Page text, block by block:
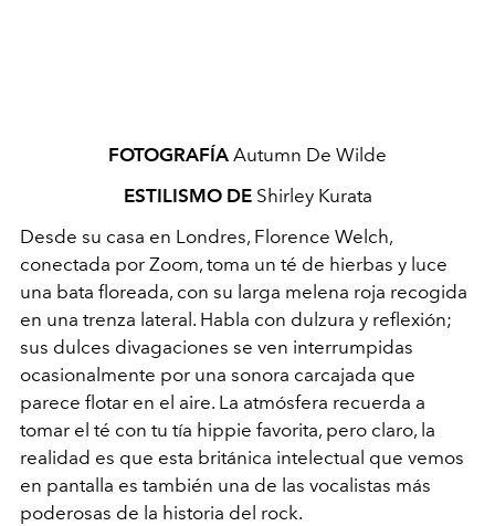
FOTOGRAFÍA Autumn De Wilde
ESTILISMO DEShirley Kurata
Desde su casa en Londres, Florence Welch,
conectada por Zoom, toma un té de hierbas y luce
una bata floreada, con su larga melena roja recogida
en una trenza lateral. Habla con dulzura y reflexión;
sus dulces divagaciones se ven interrumpidas
ocasionalmente por una sonora carcajada que
parece flotar en el aire. La atmósfera recuerda a
tomar el té con tu tía hippie favorita, pero claro, la
realidad es que esta británica intelectual que vemos
en pantalla es también una de las vocalistas más
poderosas de la historia del rock.